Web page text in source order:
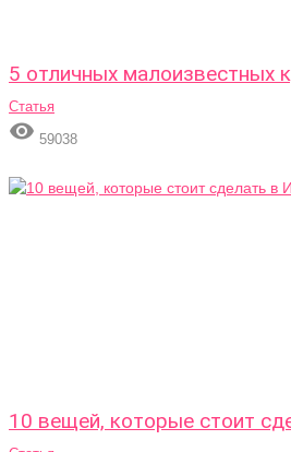
5 отличных малоизвестных
Статья
 59038
10 вещей, которые стоит